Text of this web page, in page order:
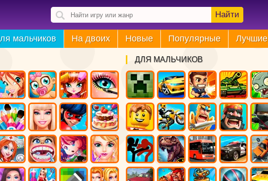
Найти
мальчиков На двоих Новые Популярные Лучшие
ДЛЯ МАЛЬЧИКОВ